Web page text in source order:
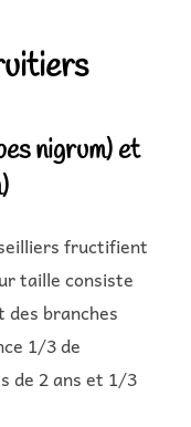
nigrum) et
fructifient
taille consiste
des branches
1/3 de
de 2 ans et 1/3